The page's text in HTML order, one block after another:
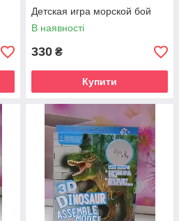
Детская игра морской бой
В наявності
330 ₴
Купити